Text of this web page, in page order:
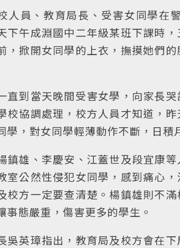
人員、教育局長、受害女同學在
下午成淵國中二年級某班下課時
，掀開女同學的上衣，撫摸她們
直到當天晚間受害女學，向家長
校協調處理，校方人員才知道，
學，對女同學輕薄動作不斷，日積
鎮雄、李慶安、江蓋世及段宜康
室公然性侵犯女同學，感到痛心
校方一定要查清楚。楊鎮雄則不
事態嚴重，傷害更多的學生。
吳英璋指出，教育局及校方會在